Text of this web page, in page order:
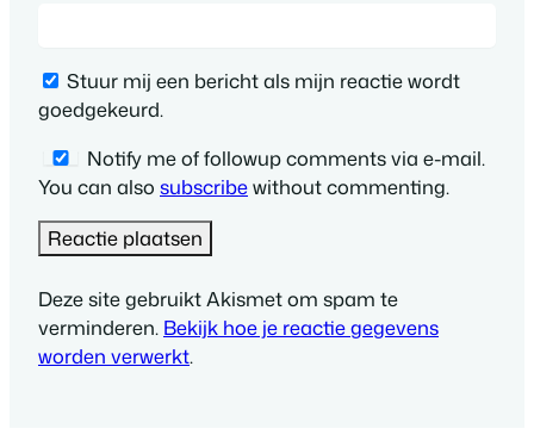
Stuur mij een bericht als mijn reactie wordt
goedgekeurd.
Notify me of followup comments via e-mail.
You can also subscribewithout commenting.
Deze site gebruikt Akismet om spam te
verminderen. Bekijk hoe je reactie gegevens
worden verwerkt.